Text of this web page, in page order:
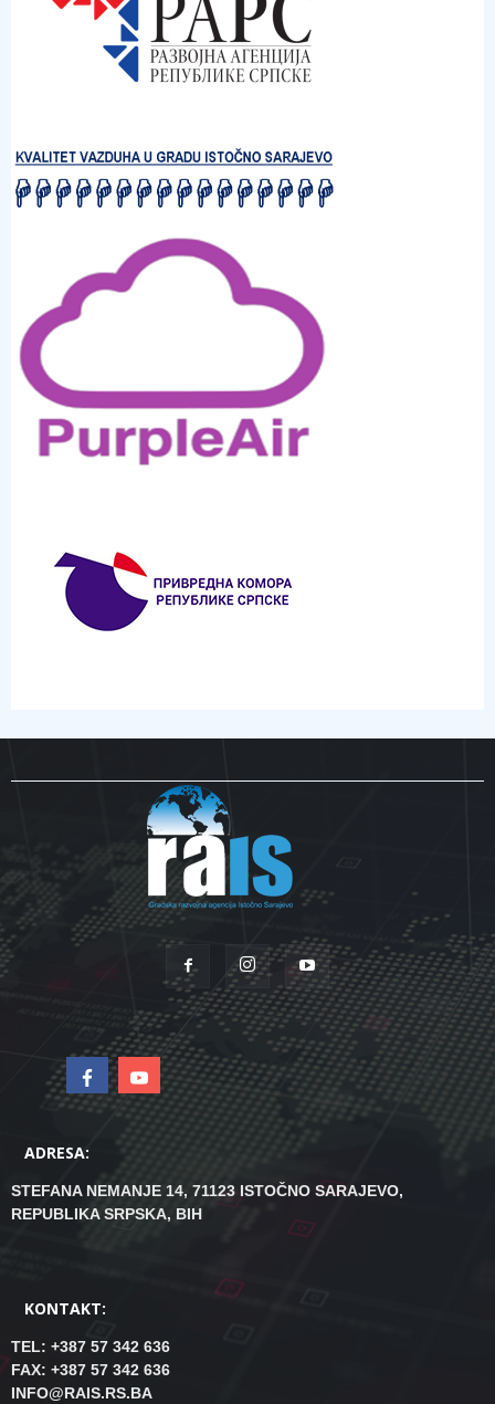
ADRESA:
STEFANA NEMANJE 14, 71123 ISTOČNO SARAJEVO,
REPUBLIKA SRPSKA, BIH
KONTAKT:
TEL: +387 57 342 636
FAX: +387 57 342 636
INFO@RAIS.RS.BA